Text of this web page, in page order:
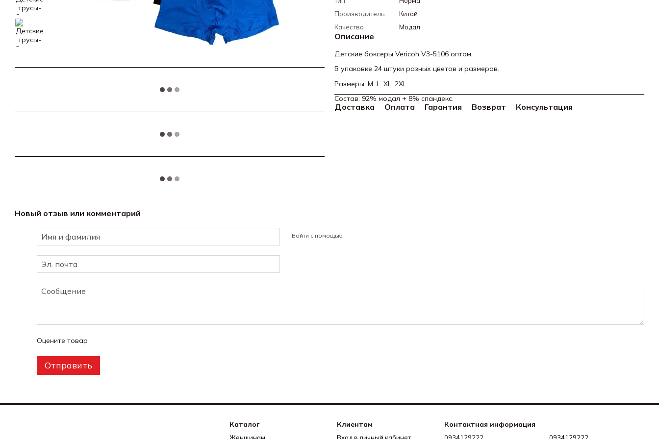
Производитель
Китай
Качество
Модал
Описание
Детские боксеры Vericoh V3-5106 оптом.
В упаковке 24 штуки разных цветов и размеров.
Размеры: M. L. XL. 2XL.
Состав: 92% модал + 8% спандекс.
Доставка Оплата Гарантия Возврат Консультация
Новый отзыв или комментарий
Войти с помощью
Оцените товар
Отправить
Каталог Клиентам Контактная информация